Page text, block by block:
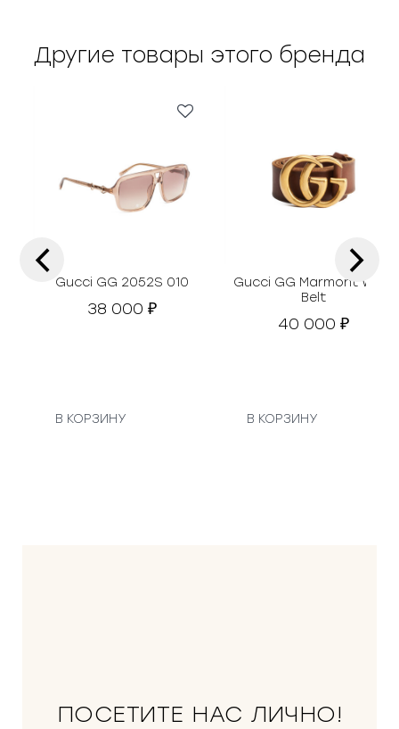
Другие товары этого бренда
Gucci GG 2052S 010
38 000₽
В КОРЗИНУ
Gucci GG Marmont Wide
Belt
40 000₽
В КОРЗИНУ
‹ ›
ПОСЕТИТЕ НАС ЛИЧНО!